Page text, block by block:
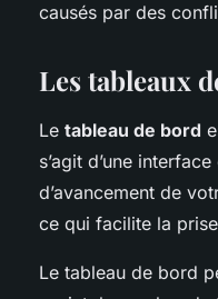
causés par des
Les tableaux
Le tableau de bord
s’agit d’une
d’avancement de
ce qui facilite la
Le tableau de bord